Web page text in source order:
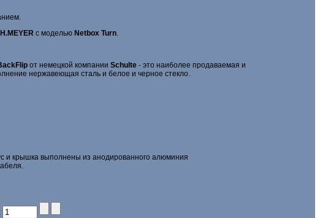
с моделью Netbox Turn
от немецкой компании Schulte - это наиболее продаваемая и
нержавеющая сталь и белое и черное стекло.
и крышка выполнены из анодированного алюминия